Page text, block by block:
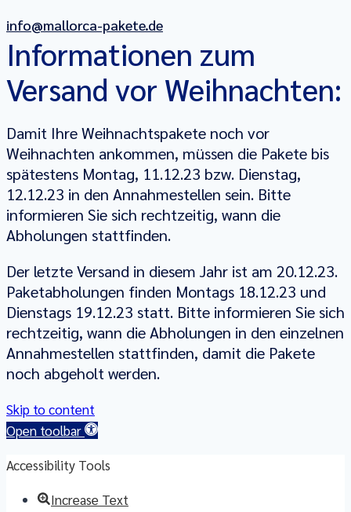
info@mallorca-pakete.de
Informationen zum
Versand vor Weihnachten:
Damit Ihre Weihnachtspakete noch vor
Weihnachten ankommen, müssen die Pakete bis
spätestens Montag, 11.12.23 bzw. Dienstag,
12.12.23 in den Annahmestellen sein. Bitte
informieren Sie sich rechtzeitig, wann die
Abholungen stattfinden.
Der letzte Versand in diesem Jahr ist am 20.12.23.
Paketabholungen finden Montags 18.12.23 und
Dienstags 19.12.23 statt. Bitte informieren Sie sich
rechtzeitig, wann die Abholungen in den einzelnen
Annahmestellen stattfinden, damit die Pakete
noch abgeholt werden.
Skip to content
Open toolbar
Accessibility Tools
Increase Text